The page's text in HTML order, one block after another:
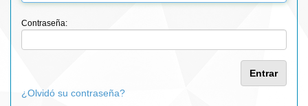
Contraseña:
¿Olvidó su contraseña?